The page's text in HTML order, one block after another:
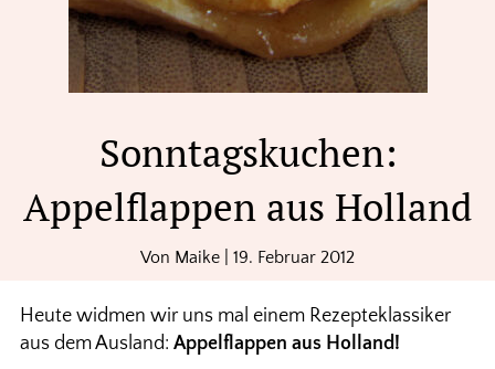
Sonntagskuchen:
Appelflappen aus Holland
Von Maike 19. Februar 2012
Heute widmen wir uns mal einem Rezepteklassiker
aus dem Ausland: Appelflappen aus Holland!